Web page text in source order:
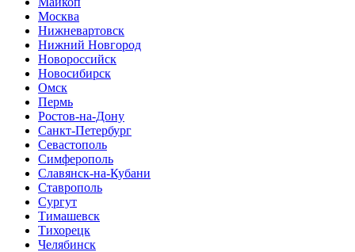
Москва
Нижневартовск
Нижний Новгород
Новороссийск
Новосибирск
Омск
Пермь
Ростов-на-Дону
Санкт-Петербург
Севастополь
Симферополь
Славянск-на-Кубани
Ставрополь
Сургут
Тимашевск
Тихорецк
Челябинск